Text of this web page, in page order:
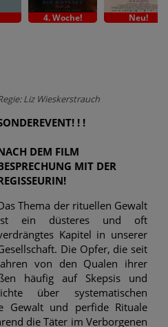
4. Woche! Neu!
Liz Wieskerstrauch
! !
DEM FILM
MIT DER
Thema der rituellen Gewalt
ein düsteres und oft
Kapitel in unserer
Die Opfer, die seit
von den Qualen ihrer
häufig auf Skepsis und
über systematischen
Gewalt und perfide Rituale
die Täter im Verborgenen